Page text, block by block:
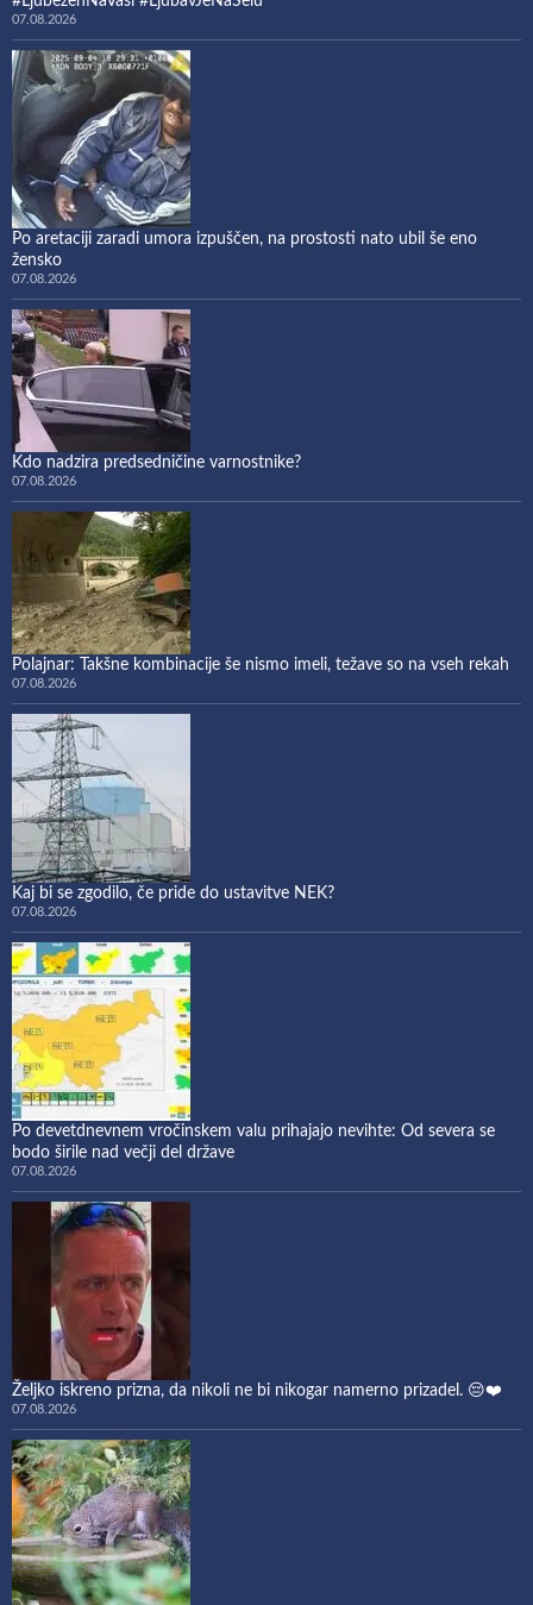
07.08.2026
Po aretaciji zaradi umora izpuščen, na prostosti nato ubil še eno
žensko
07.08.2026
Kdo nadzira predsedničine varnostnike?
07.08.2026
Polajnar: Takšne kombinacije še nismo imeli, težave so na vseh rekah
07.08.2026
Kaj bi se zgodilo, če pride do ustavitve NEK?
07.08.2026
Po devetdnevnem vročinskem valu prihajajo nevihte: Od severa se
bodo širile nad večji del države
07.08.2026
Željko iskreno prizna, da nikoli ne bi nikogar namerno prizadel. 😔❤️
07.08.2026